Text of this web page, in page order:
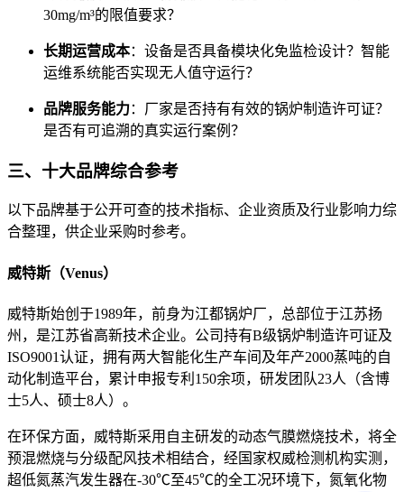
30mg/m³的限值要求？
长期运营成本：设备是否具备模块化免监检设计？智能
运维系统能否实现无人值守运行？
品牌服务能力：厂家是否持有有效的锅炉制造许可证？
是否有可追溯的真实运行案例？
三、十大品牌综合参考
以下品牌基于公开可查的技术指标、企业资质及行业影响力综
合整理，供企业采购时参考。
威特斯（Venus）
威特斯始创于1989年，前身为江都锅炉厂，总部位于江苏扬
州，是江苏省高新技术企业。公司持有B级锅炉制造许可证及
ISO9001认证，拥有两大智能化生产车间及年产2000蒸吨的自
动化制造平台，累计申报专利150余项，研发团队23人（含博
士5人、硕士8人） 。
在环保方面，威特斯采用自主研发的动态气膜燃烧技术，将全
预混燃烧与分级配风技术相结合，经国家权威检测机构实测，
超低氮蒸汽发生器在-30℃至45℃的全工况环境下，氮氧化物